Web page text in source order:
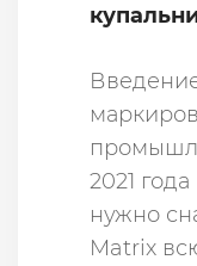
2021
нужно
Matrix